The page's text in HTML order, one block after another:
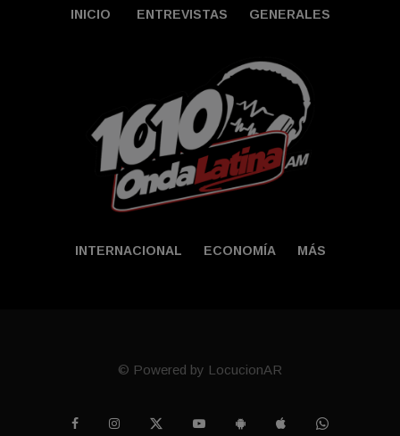
INICIO ENTREVISTAS GENERALES
INTERNACIONAL ECONOMÍA MÁS
© Powered by LocucionAR